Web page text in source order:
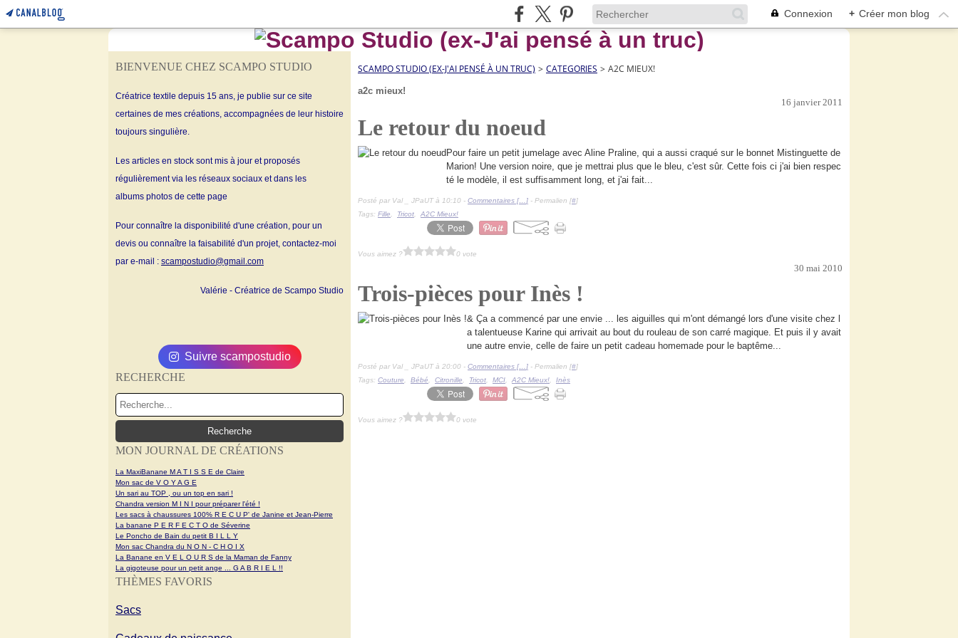
Connexion + Créer mon blog
BIENVENUE CHEZ SCAMPO STUDIO
Créatrice textile depuis 15 ans, je publie sur ce site
certaines de mes créations, accompagnées de leur histoire
toujours singulière.
Les articles en stock sont mis à jour et proposés
régulièrement via les réseaux sociaux et dans les
albums photos de cette page
Pour connaître la disponibilité d'une création, pour un
devis ou connaître la faisabilité d'un projet, contactez-moi
par e-mail : scampostudio@gmail.com
Valérie - Créatrice de Scampo Studio
Suivre scampostudio
RECHERCHE
MON JOURNAL DE CRÉATIONS
La MaxiBanane M A T I S S E de Claire
Mon sac de V O Y A G E
Un sari au TOP , ou un top en sari !
Chandra version M I N I pour préparer l'été !
Les sacs à chaussures 100% R E C U P' de Janine et Jean-Pierre
La banane P E R F E C T O de Séverine
Le Poncho de Bain du petit B I L L Y
Mon sac Chandra du N O N - C H O I X
La Banane en V E L O U R S de la Maman de Fanny
La gigoteuse pour un petit ange ... G A B R I E L !!
THÈMES FAVORIS
Sacs
SCAMPO STUDIO (EX-J'AI PENSÉ À UN TRUC) > CATEGORIES > A2C MIEUX!
a2c mieux!
16 janvier 2011
Le retour du noeud
Pour faire un petit jumelage avec Aline Praline, qui a aussi craqué sur le bonnet Mistinguette de
Marion! Une version noire, que je mettrai plus que le bleu, c'est sûr. Cette fois ci j'ai bien respec
té le modèle, il est suffisamment long, et j'ai fait...
Posté par Val _ JPaUT à 10:10 - Commentaires [… ] - Permalien [#]
Tags: Fille Tricot A2C Mieux!
Vous aimez ? 0 vote
30 mai 2010
Trois-pièces pour Inès !
& Ça a commencé par une envie ... les aiguilles qui m'ont démangé lors d'une visite chez l
a talentueuse Karine qui arrivait au bout du rouleau de son carré magique. Et puis il y avait
une autre envie, celle de faire un petit cadeau homemade pour le baptême...
Posté par Val _ JPaUT à 20:00 - Commentaires [… ] - Permalien [#]
Tags: Couture Bébé Citronille Tricot MCI A2C Mieux! Inès
Vous aimez ? 0 vote